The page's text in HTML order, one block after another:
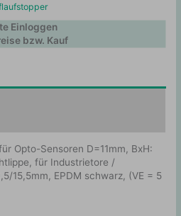
Einloggen
bzw. Kauf
Opto-Sensoren D=11mm, BxH:
für Industrietore /
15,5mm, EPDM schwarz, (VE = 5